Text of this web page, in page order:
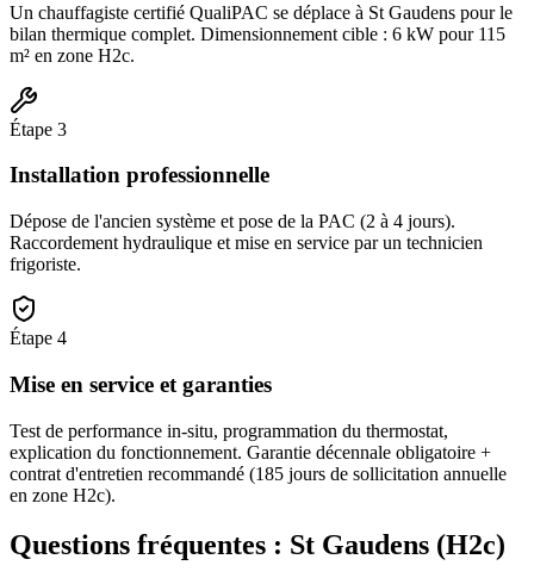
Un chauffagiste certifié QualiPAC se déplace à St Gaudens pour le
bilan thermique complet. Dimensionnement cible : 6 kW pour 115
m² en zone H2c.
Étape 3
Installation professionnelle
Dépose de l'ancien système et pose de la PAC (2 à 4 jours).
Raccordement hydraulique et mise en service par un technicien
frigoriste.
Étape 4
Mise en service et garanties
Test de performance in-situ, programmation du thermostat,
explication du fonctionnement. Garantie décennale obligatoire +
contrat d'entretien recommandé (185 jours de sollicitation annuelle
en zone H2c).
Questions fréquentes : St Gaudens (H2c)